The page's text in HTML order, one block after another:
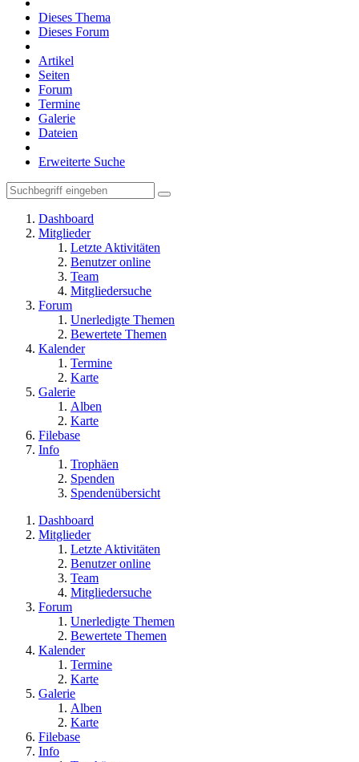
Dieses Thema
Dieses Forum
Artikel
Seiten
Forum
Termine
Galerie
Dateien
Erweiterte Suche
Dashboard
Mitglieder
Letzte Aktivitäten
Benutzer online
Team
Mitgliedersuche
Forum
Unerledigte Themen
Bewertete Themen
Kalender
Termine
Karte
Galerie
Alben
Karte
Filebase
Info
Trophäen
Spenden
Spendenübersicht
Dashboard
Mitglieder
Letzte Aktivitäten
Benutzer online
Team
Mitgliedersuche
Forum
Unerledigte Themen
Bewertete Themen
Kalender
Termine
Karte
Galerie
Alben
Karte
Filebase
Info